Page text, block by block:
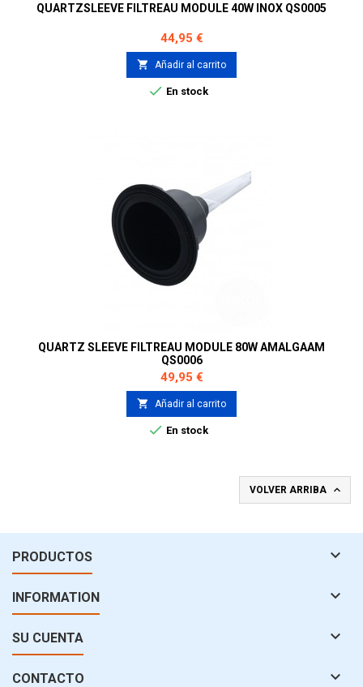
QUARTZSLEEVE FILTREAU MODULE 40W INOX QS0005
Precio
44,95 €
 Añadir al carrito
 En stock
QUARTZ SLEEVE FILTREAU MODULE 80W AMALGAAM
QS0006
Precio
49,95 €
 Añadir al carrito
 En stock
VOLVER ARRIBA 
PRODUCTOS 
INFORMATION 
SU CUENTA 
CONTACTO 